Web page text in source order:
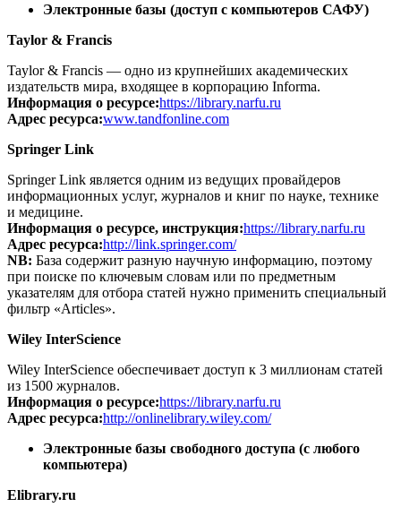
Электронные базы (доступ с компьютеров САФУ)
Taylor & Francis
Taylor & Francis — одно из крупнейших академических
издательств мира, входящее в корпорацию Informa.
Информация о ресурсе:https://library.narfu.ru
Адрес ресурса:www.tandfonline.com
Springer Link
Springer Link является одним из ведущих провайдеров
информационных услуг, журналов и книг по науке, технике
и медицине.
Информация о ресурсе, инструкция:https://library.narfu.ru
Адрес ресурса:http://link.springer.com/
NB: База содержит разную научную информацию, поэтому
при поиске по ключевым словам или по предметным
указателям для отбора статей нужно применить специальный
фильтр «Articles».
Wiley InterScience
Wiley InterScience обеспечивает доступ к 3 миллионам статей
из 1500 журналов.
Информация о ресурсе:https://library.narfu.ru
Адрес ресурса:http://onlinelibrary.wiley.com/
Электронные базы свободного доступа (с любого
компьютера)
Elibrary.ru